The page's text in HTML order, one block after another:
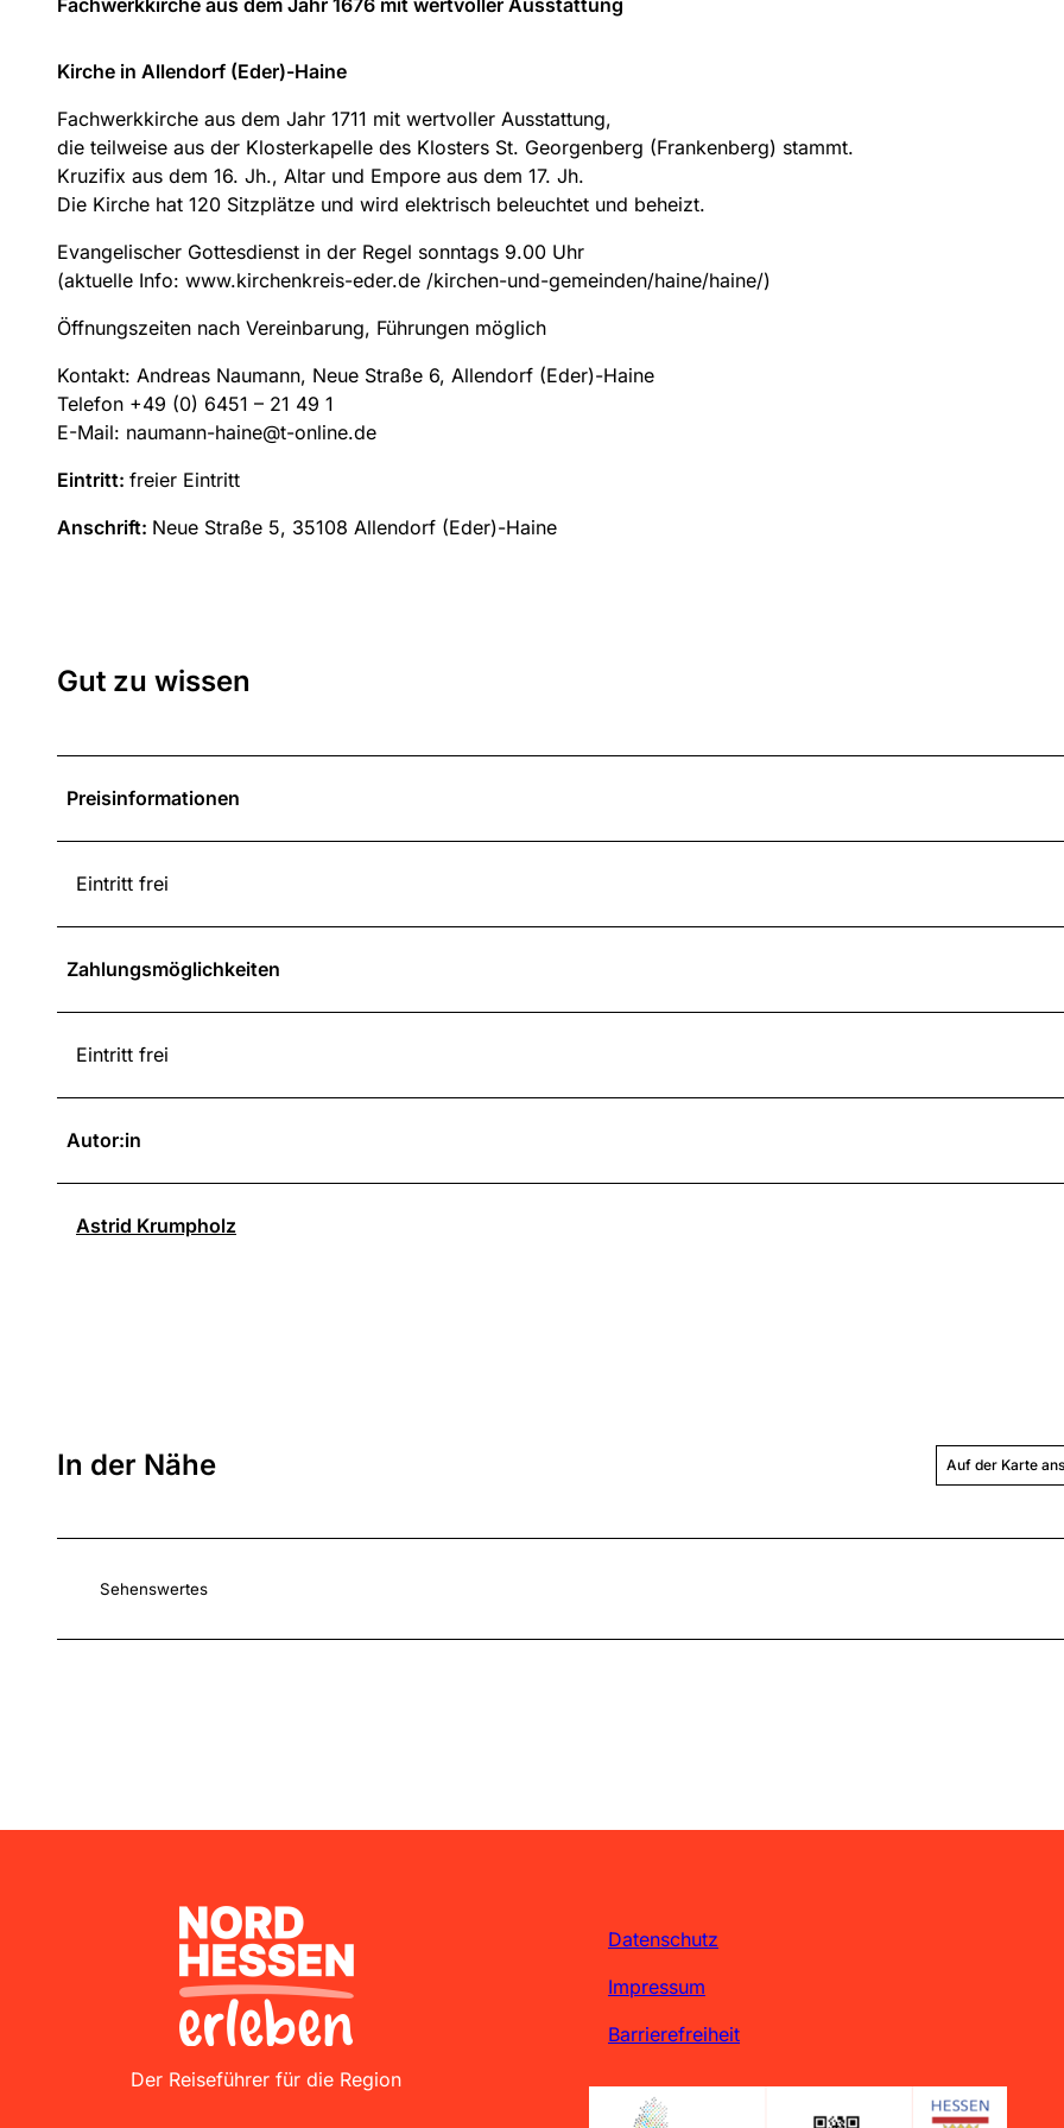
Kirche in Allendorf (Eder)-Haine
Fachwerkkirche aus dem Jahr 1711 mit wertvoller Ausstattung,
die teilweise aus der Klosterkapelle des Klosters St. Georgenberg (Frankenberg) stammt.
Kruzifix aus dem 16. Jh., Altar und Empore aus dem 17. Jh.
Die Kirche hat 120 Sitzplätze und wird elektrisch beleuchtet und beheizt.
Evangelischer Gottesdienst in der Regel sonntags 9.00 Uhr
(aktuelle Info: www.kirchenkreis-eder.de /kirchen-und-gemeinden/haine/haine/)
Öffnungszeiten nach Vereinbarung, Führungen möglich
Kontakt: Andreas Naumann, Neue Straße 6, Allendorf (Eder)-Haine
Telefon +49 (0) 6451 – 21 49 1
E-Mail: naumann-haine@t-online.de
Eintritt: freier Eintritt
Anschrift: Neue Straße 5, 35108 Allendorf (Eder)-Haine
Gut zu wissen
Preisinformationen
Eintritt frei
Zahlungsmöglichkeiten
Eintritt frei
Autor:in
Astrid Krumpholz
In der Nähe Auf der Karte
Sehenswertes
Nordhessen Erleben
Der Reiseführer für die Region
Datenschutz
Impressum
Barrierefreiheit